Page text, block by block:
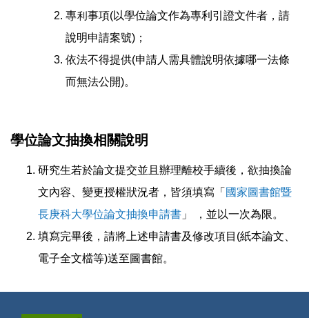
專利事項(以學位論文作為專利引證文件者，請
說明申請案號)；
依法不得提供(申請人需具體說明依據哪一法條
而無法公開)。
學位論文抽換相關說明
研究生若於論文提交並且辦理離校手續後，欲抽換論
文內容、變更授權狀況者，皆須填寫「 國家圖書館暨
長庚科大學位論文抽換申請書 」 ，並以一次為限。
填寫完畢後，請將上述申請書及修改項目(紙本論文、
電子全文檔等)送至圖書館。